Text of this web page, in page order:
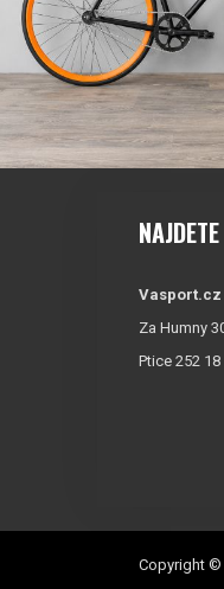
Vasport.cz
Za Humny
Ptice 252 18
Copyright ©